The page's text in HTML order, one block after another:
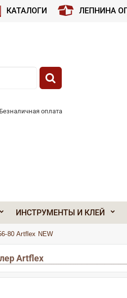
КАТАЛОГИ ЛЕПНИНА
ИНСТРУМЕНТЫ И КЛЕЙ
80 Artflex NEW
Artflex